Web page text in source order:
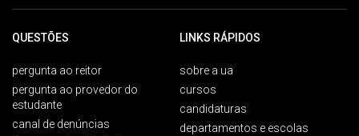
QUESTÕES
pergunta ao reitor
pergunta ao provedor do
estudante
canal de denúncias
LINKS RÁPIDOS
sobre a ua
cursos
candidaturas
departamentos e escolas